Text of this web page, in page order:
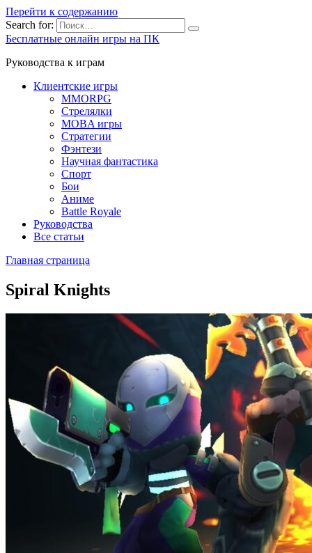
Перейти к содержанию
Search for:
Бесплатные онлайн игры на ПК
Руководства к играм
Клиентские игры
MMORPG
Стрелялки
MOBA игры
Стратегии
Фэнтези
Научная фантастика
Спорт
Бои
Аниме
Battle Royale
Руководства
Все статьи
Главная страница
Spiral Knights